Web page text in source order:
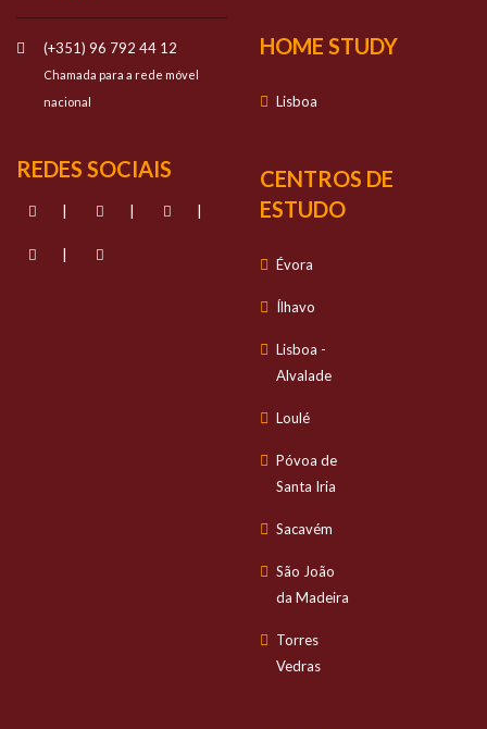
(+351) 96 792 44 12
Chamada para a rede móvel
nacional
REDES SOCIAIS
| | |
|
HOME STUDY
Lisboa
CENTROS DE
ESTUDO
Évora
Ílhavo
Lisboa -
Alvalade
Loulé
Póvoa de
Santa Iria
Sacavém
São João
da Madeira
Torres
Vedras